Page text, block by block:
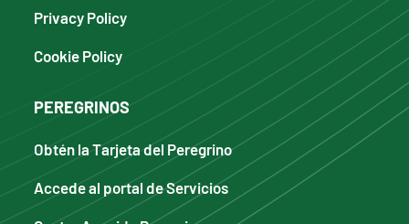
Privacy Policy
Cookie Policy
PEREGRINOS
Obtén la Tarjeta del Peregrino
Accede al portal de Servicios